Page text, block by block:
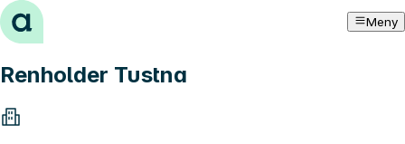
Hopp til innhold Meny
Renholder Tustna